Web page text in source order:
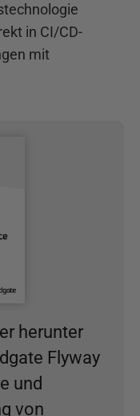
in CI/CD-
mit
herunter
Flyway
und
von